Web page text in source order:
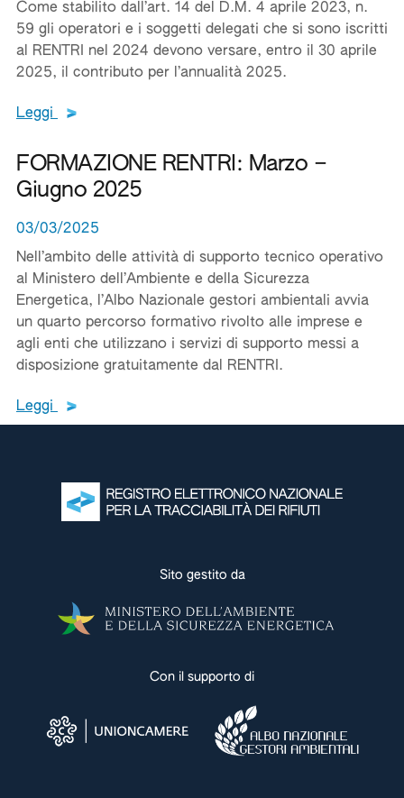
Come stabilito dall’art. 14 del D.M. 4 aprile 2023, n.
59 gli operatori e i soggetti delegati che si sono iscritti
al RENTRI nel 2024 devono versare, entro il 30 aprile
2025, il contributo per l’annualità 2025.
Leggi Leggi tutto il testo del documento
FORMAZIONE RENTRI: Marzo –
Giugno 2025
03/03/2025
Nell’ambito delle attività di supporto tecnico operativo
al Ministero dell’Ambiente e della Sicurezza
Energetica, l’Albo Nazionale gestori ambientali avvia
un quarto percorso formativo rivolto alle imprese e
agli enti che utilizzano i servizi di supporto messi a
disposizione gratuitamente dal RENTRI.
Leggi Leggi tutto il testo del documento
Sito gestito da
Con il supporto di